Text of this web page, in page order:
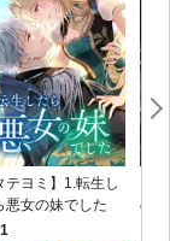
テヨミ】1.転生し
悪女の妹でした
の